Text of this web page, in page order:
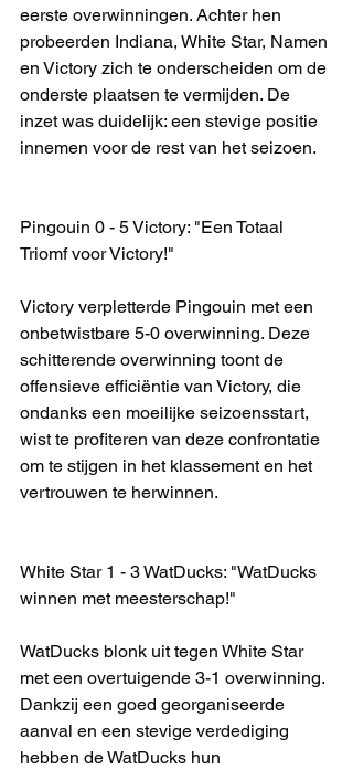
eerste overwinningen. Achter hen
probeerden Indiana, White Star, Namen
en Victory zich te onderscheiden om de
onderste plaatsen te vermijden. De
inzet was duidelijk: een stevige positie
innemen voor de rest van het seizoen.
Pingouin 0 - 5 Victory: "Een Totaal
Triomf voor Victory!"
Victory verpletterde Pingouin met een
onbetwistbare 5-0 overwinning. Deze
schitterende overwinning toont de
offensieve efficiëntie van Victory, die
ondanks een moeilijke seizoensstart,
wist te profiteren van deze confrontatie
om te stijgen in het klassement en het
vertrouwen te herwinnen.
White Star 1 - 3 WatDucks: "WatDucks
winnen met meesterschap!"
WatDucks blonk uit tegen White Star
met een overtuigende 3-1 overwinning.
Dankzij een goed georganiseerde
aanval en een stevige verdediging
hebben de WatDucks hun